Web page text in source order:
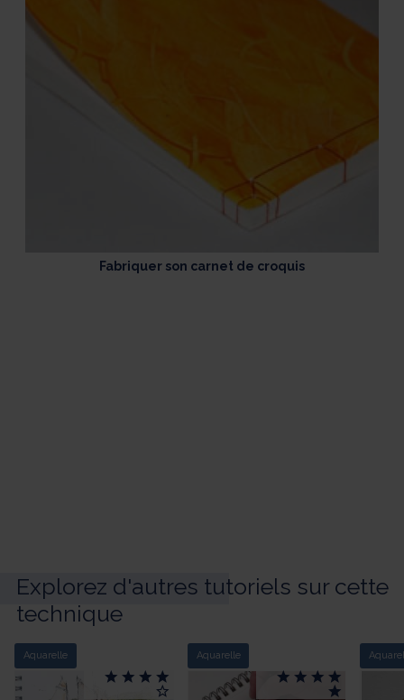
Fabriquer son carnet de croquis
Explorez d'autres tutoriels sur cette
technique
Aquarelle Aquarelle